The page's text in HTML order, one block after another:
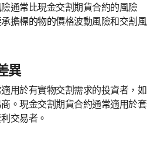
通常比現金交割期貨合約的風險
擔標的物的價格波動風險和交割風
異
用於有實物交割需求的投資者，如
。現金交割期貨合約通常適用於套
交易者。